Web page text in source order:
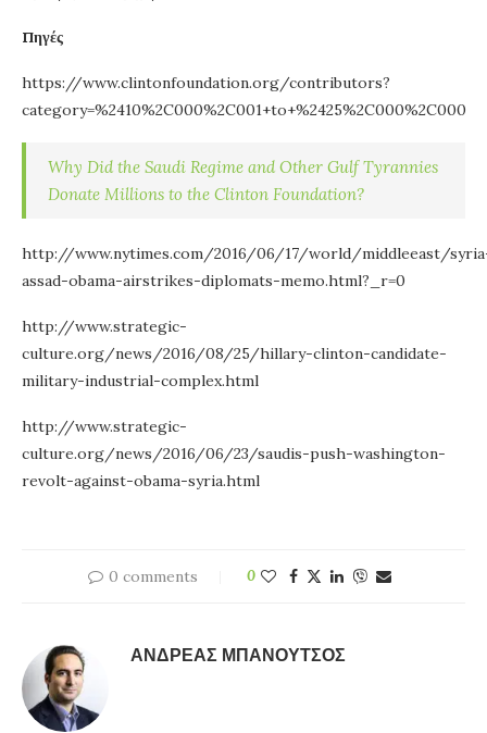
Πηγές
https://www.clintonfoundation.org/contributors?
category=%2410%2C000%2C001+to+%2425%2C000%2C000
Why Did the Saudi Regime and Other Gulf Tyrannies
Donate Millions to the Clinton Foundation?
http://www.nytimes.com/2016/06/17/world/middleeast/
assad-obama-airstrikes-diplomats-memo.html?_r=0
http://www.strategic-
culture.org/news/2016/08/25/hillary-clinton-candidate-
military-industrial-complex.html
http://www.strategic-
culture.org/news/2016/06/23/saudis-push-washington-
revolt-against-obama-syria.html
0 comments 0
ΑΝΔΡΈΑΣ ΜΠΑΝΟΎΤΣΟΣ